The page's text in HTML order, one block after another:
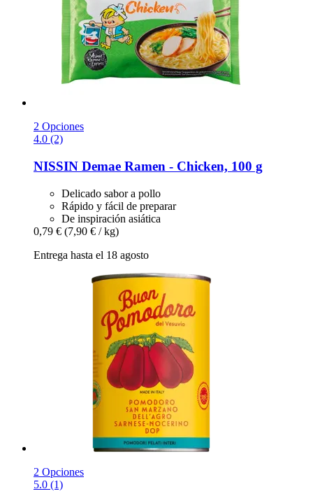
2 Opciones
4.0 (2)
NISSIN Demae Ramen -​ Chicken, 100 g
Delicado sabor a pollo
Rápido y fácil de preparar
De inspiración asiática
0,79 € (7,90 € / kg)
Entrega hasta el 18 agosto
2 Opciones
5.0 (1)